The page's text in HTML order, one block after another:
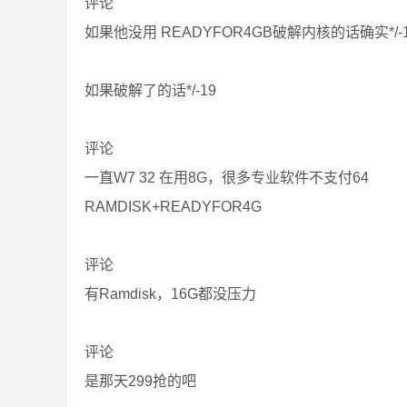
评论
如果他没用 READYFOR4GB破解内核的话确实*/-
如果破解了的话*/-19
评论
一直W7 32 在用8G，很多专业软件不支付64
RAMDISK+READYFOR4G
评论
有Ramdisk，16G都没压力
评论
是那天299抢的吧